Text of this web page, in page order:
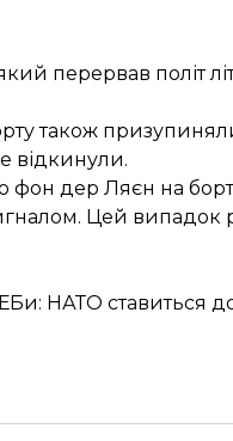
перервав політ
також
відкинули.
фон дер Ляєн на
Цей випадок
НАТО ставиться